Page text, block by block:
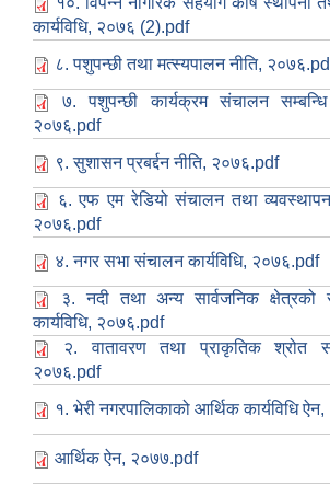
कार्यविधि, २०७६ (2).pdf
८. पशुपन्छी तथा मत्स्यपालन नीति,
७. पशुपन्छी कार्यक्रम संचालन सम्बन्धि
२०७६.pdf
९. सुशासन प्रबर्द्दन नीति, २०७६.pdf
६. एफ एम रेडियो संचालन तथा व्यवस्थापन
२०७६.pdf
४. नगर सभा संचालन कार्यविधि, २०७६.pdf
३. नदी तथा अन्य सार्वजनिक क्षेत्रको
कार्यविधि, २०७६.pdf
२. वातावरण तथा प्राकृतिक श्रोत
२०७६.pdf
१. भेरी नगरपालिकाको आर्थिक कार्यविधि
आर्थिक ऐन, २०७७.pdf